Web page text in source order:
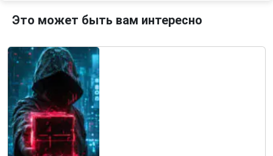
Это может быть вам интересно